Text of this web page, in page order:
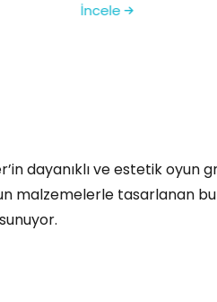
İncele
dayanıklı ve estetik oyun
malzemelerle tasarlanan